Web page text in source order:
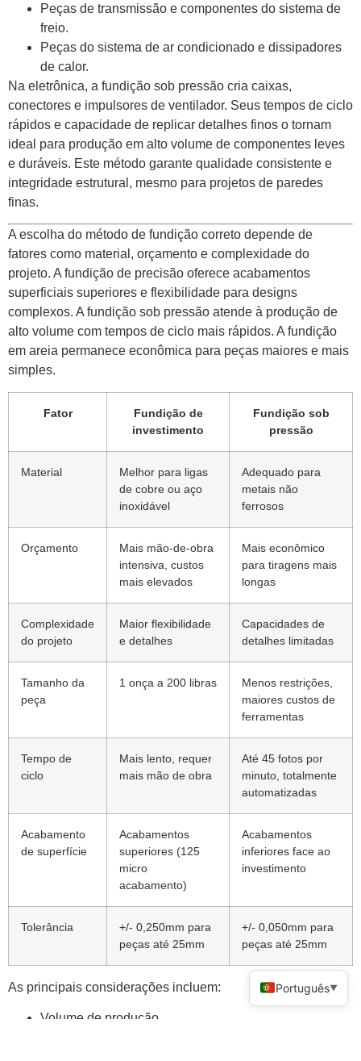
Peças de transmissão e componentes do sistema de
freio.
Peças do sistema de ar condicionado e dissipadores
de calor.
Na eletrônica, a fundição sob pressão cria caixas,
conectores e impulsores de ventilador. Seus tempos de ciclo
rápidos e capacidade de replicar detalhes finos o tornam
ideal para produção em alto volume de componentes leves
e duráveis. Este método garante qualidade consistente e
integridade estrutural, mesmo para projetos de paredes
finas.
A escolha do método de fundição correto depende de
fatores como material, orçamento e complexidade do
projeto. A fundição de precisão oferece acabamentos
superficiais superiores e flexibilidade para designs
complexos. A fundição sob pressão atende à produção de
alto volume com tempos de ciclo mais rápidos. A fundição
em areia permanece econômica para peças maiores e mais
simples.
Fator
Fundição de
investimento
Fundição sob
pressão
Material
Melhor para ligas
de cobre ou aço
inoxidável
Adequado para
metais não
ferrosos
Orçamento
Mais mão-de-obra
intensiva, custos
mais elevados
Mais econômico
para tiragens mais
longas
Complexidade
do projeto
Maior flexibilidade
e detalhes
Capacidades de
detalhes limitadas
Tamanho da
peça
1 onça a 200 libras
Menos restrições,
maiores custos de
ferramentas
Tempo de
ciclo
Mais lento, requer
mais mão de obra
Até 45 fotos por
minuto, totalmente
automatizadas
Acabamento
de superfície
Acabamentos
superiores (125
micro
acabamento)
Acabamentos
inferiores face ao
investimento
Tolerância
+/- 0,250mm para
peças até 25mm
+/- 0,050mm para
peças até 25mm
As principais considerações incluem:
Volume de produção
Português▼